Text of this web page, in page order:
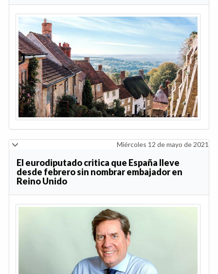
Miércoles 12 de mayo de 2021
El eurodiputado critica que España lleve
desde febrero sin nombrar embajador en
Reino Unido